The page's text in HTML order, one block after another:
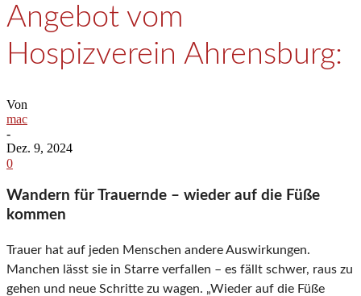
Angebot vom
Hospizverein Ahrensburg:
Von
mac
-
Dez. 9, 2024
0
Wandern für Trauernde – wieder auf die Füße
kommen
Trauer hat auf jeden Menschen andere Auswirkungen.
Manchen lässt sie in Starre verfallen – es fällt schwer, raus zu
gehen und neue Schritte zu wagen. „Wieder auf die Füße